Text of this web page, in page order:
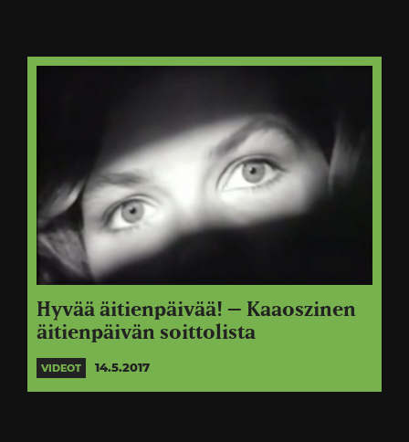
Hyvää äitienpäivää! – Kaaoszinen
äitienpäivän soittolista
VIDEOT 14.5.2017